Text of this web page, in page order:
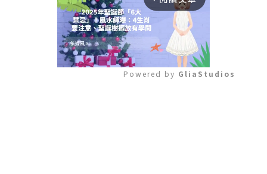
Powered by GliaStudios